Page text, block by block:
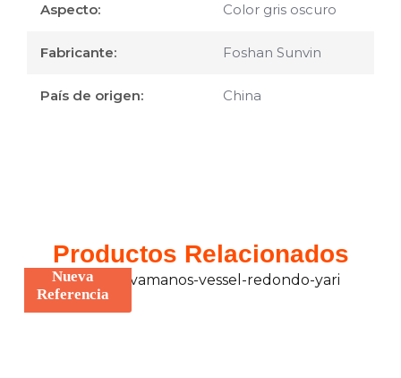
Aspecto: Color gris oscuro
Fabricante: Foshan Sunvin
País de origen: China
Productos Relacionados
Nueva
Referencia